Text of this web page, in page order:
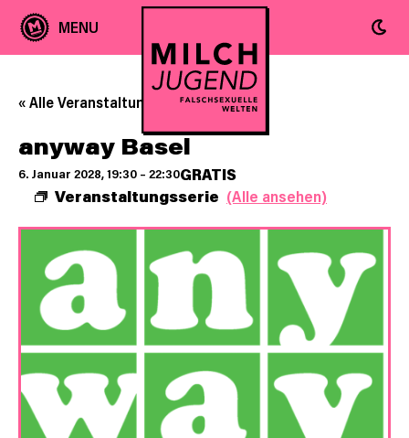
« Alle Veranstaltungen
anyway Basel
6. Januar 2028, 19:30 – 22:30
Veranstaltungsserie (Alle ansehen)
GRATIS